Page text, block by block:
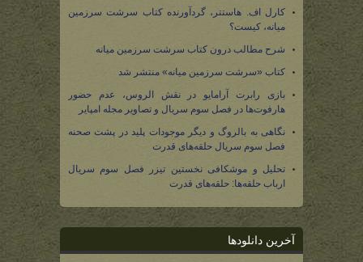
کارل اف. هاستتر، گردآورنده کتاب سرشت سرزمین
میانه، کیست؟
شرح مطالب درون کتاب سرشت سرزمین میانه
کتاب «سرشت سرزمین میانه» منتشر شد
بازی رابرت آرامایو در نقش الروس، عدم حضور
هارفوت‌ها در فصل سوم سریال و تصاویر مجله امپایر
نگاهی به بالروگ و دیگر موجودات پلید در پشت صحنه
فصل سوم سریال حلقه‌های قدرت
تحلیل و موشکافی نخستین تیزر فصل سوم سریال
ارباب حلقه‌ها: حلقه‌های قدرت
آخرین دانلودها